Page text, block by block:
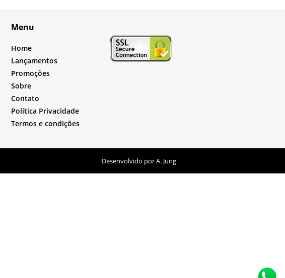
Menu
Home
Lançamentos
Promoções
Sobre
Contato
Política Privacidade
Termos e condições
Desenvolvido porA. Jung